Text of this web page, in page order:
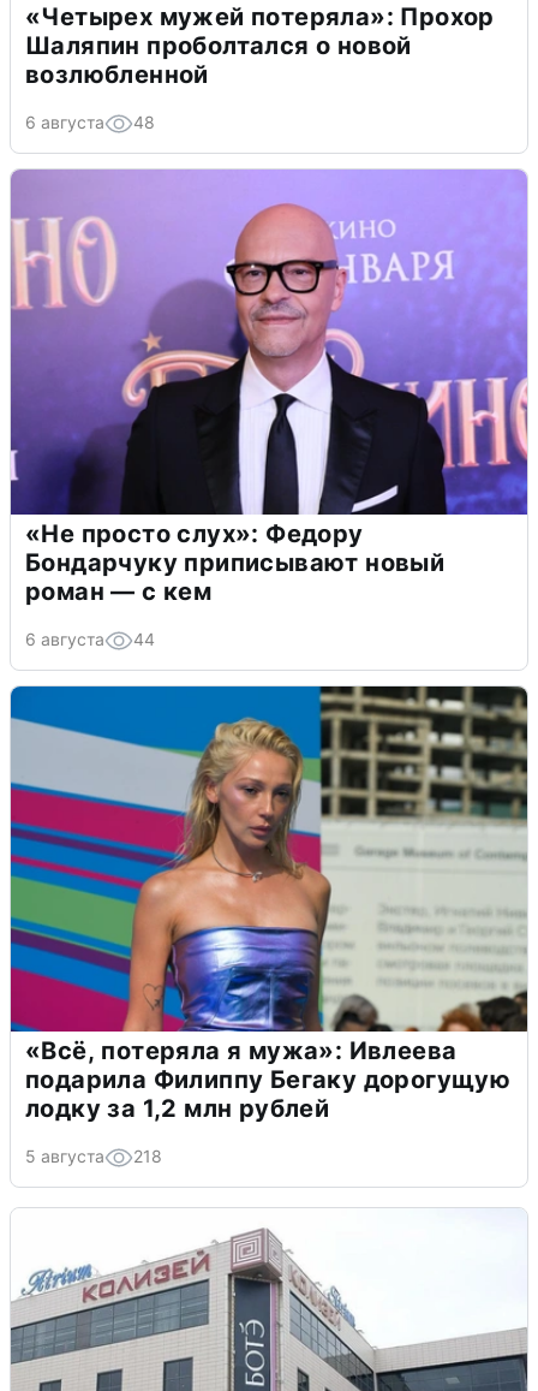
«Четырех мужей потеряла»: Прохор
Шаляпин проболтался о новой
возлюбленной
6 августа 48
«Не просто слух»: Федору
Бондарчуку приписывают новый
роман — с кем
6 августа 44
«Всё, потеряла я мужа»: Ивлеева
подарила Филиппу Бегаку дорогущую
лодку за 1,2 млн рублей
5 августа 218